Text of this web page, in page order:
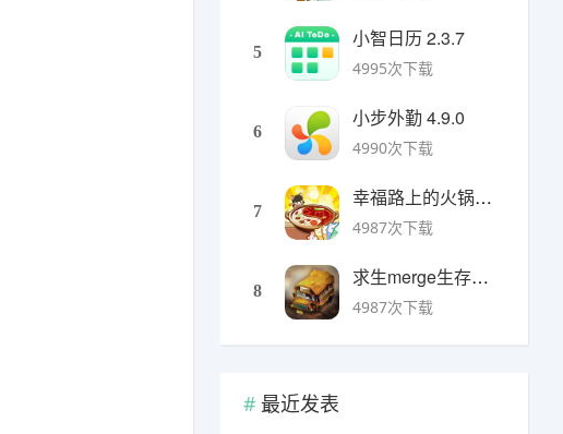
5
小智日历 2.3.7
4995次下载
6
小步外勤 4.9.0
4990次下载
7
幸福路上的火锅店官方版 v5.3.5安卓版
4987次下载
8
求生merge生存之地手机版 v1.48.0安卓版
4987次下载
最近发表